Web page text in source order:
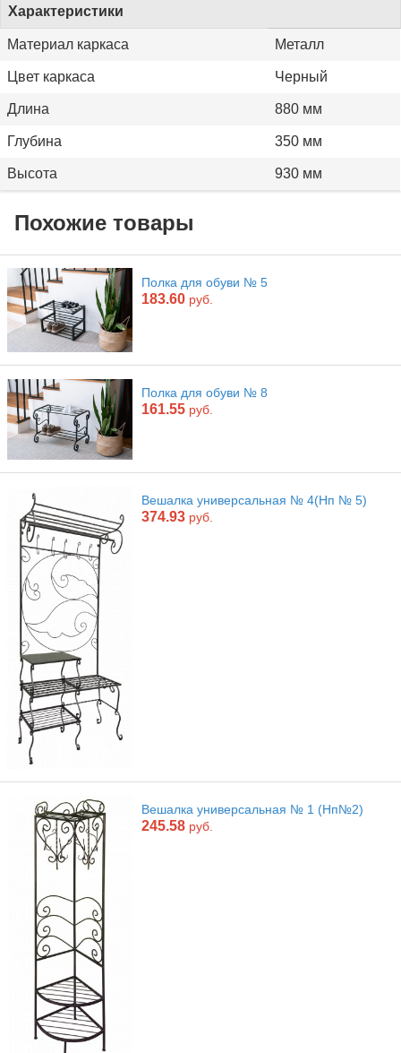
Характеристики
Материал каркаса Металл
Цвет каркаса Черный
Длина 880 мм
Глубина 350 мм
Высота 930 мм
Похожие товары
Полка для обуви № 5
183.60 руб.
Полка для обуви № 8
161.55 руб.
Вешалка универсальная № 4(Нп № 5)
374.93 руб.
Вешалка универсальная № 1 (Нп№2)
245.58 руб.